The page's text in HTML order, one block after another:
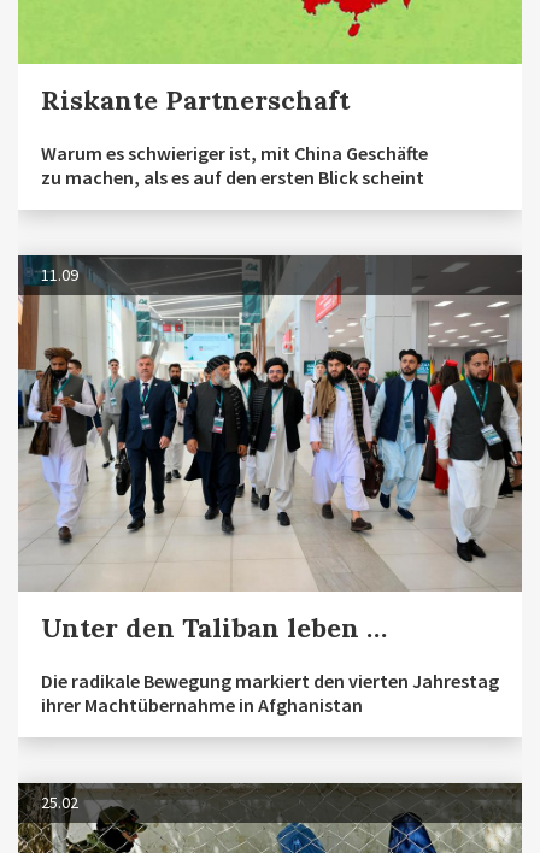
Riskante Partnerschaft
Warum es schwieriger ist, mit China Geschäfte
zu machen, als es auf den ersten Blick scheint
11.09
Unter den Taliban leben …
Die radikale Bewegung markiert den vierten Jahrestag
ihrer Machtübernahme in Afghanistan
25.02